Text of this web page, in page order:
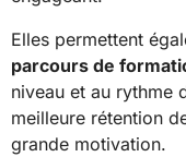
Elles permettent
parcours de
niveau et au rythme
meilleure rétention
grande motivation.